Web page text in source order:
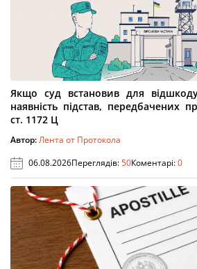
Якщо суд встановив для
наявність підстав, передбачених
ст. 1172 Ц
Автор:Лента от Протокола
06.08.2026Переглядів:50Коментарі:0